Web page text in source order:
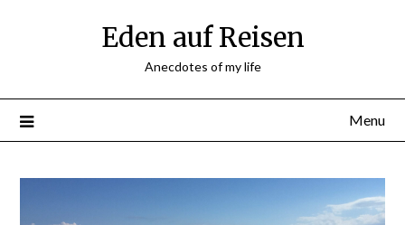
Eden auf Reisen
Anecdotes of my life
Menu